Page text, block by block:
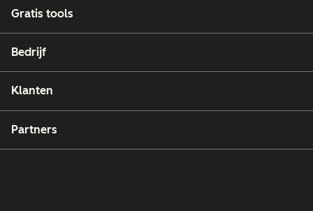
Gratis tools
Bedrijf
Klanten
Partners